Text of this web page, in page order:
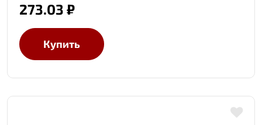
273.03 ₽
Купить